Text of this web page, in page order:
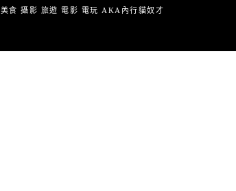
美食 攝影 旅遊 電影 電玩 AKA內行貓奴才